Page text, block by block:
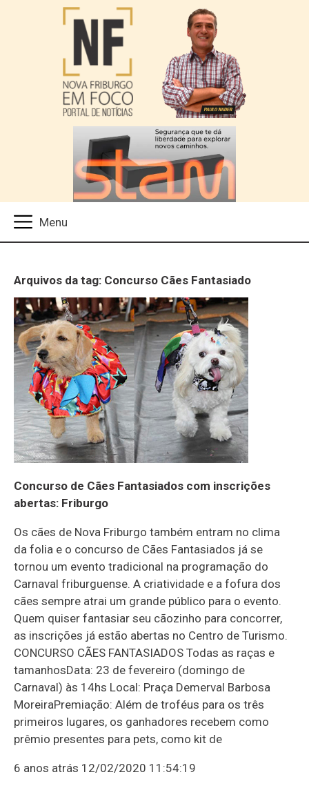
Arquivos da tag: Concurso Cães Fantasiado
Concurso de Cães Fantasiados com inscrições
abertas: Friburgo
Os cães de Nova Friburgo também entram no clima
da folia e o concurso de Cães Fantasiados já se
tornou um evento tradicional na programação do
Carnaval friburguense. A criatividade e a fofura dos
cães sempre atrai um grande público para o evento.
Quem quiser fantasiar seu cãozinho para concorrer,
as inscrições já estão abertas no Centro de Turismo.
CONCURSO CÃES FANTASIADOS Todas as raças e
tamanhosData: 23 de fevereiro (domingo de
Carnaval) às 14hs Local: Praça Demerval Barbosa
MoreiraPremiação: Além de troféus para os três
primeiros lugares, os ganhadores recebem como
prêmio presentes para pets, como kit de
6 anos atrás 12/02/2020 11:54:19